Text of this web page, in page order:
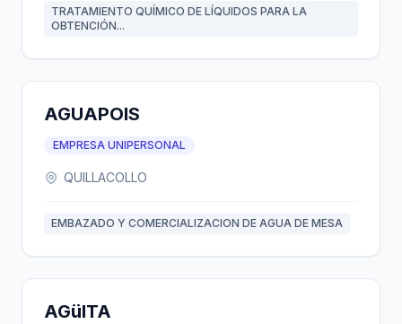
TRATAMIENTO QUÍMICO DE LÍQUIDOS PARA LA
OBTENCIÓN...
AGUAPOIS
EMPRESA UNIPERSONAL
QUILLACOLLO
EMBAZADO Y COMERCIALIZACION DE AGUA DE MESA
AGüITA